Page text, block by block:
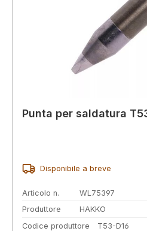
Punta per saldatura
Disponibile a breve
Articolo n.
WL75397
Produttore
HAKKO
Codice produttore
T53-D16